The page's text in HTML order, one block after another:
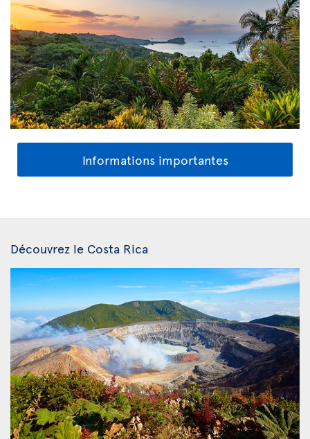
Informations importantes
Découvrez le Costa Rica